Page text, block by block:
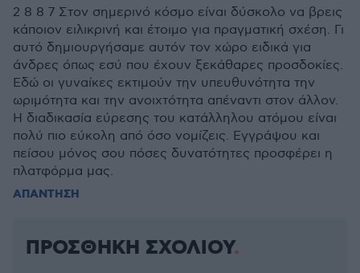
2 8 8 7 Στον σημερινό κόσμο είναι δύσκολο να βρεις
κάποιον ειλικρινή και έτοιμο για πραγματική σχέση. Γι
αυτό δημιουργήσαμε αυτόν τον χώρο ειδικά για
άνδρες όπως εσύ που έχουν ξεκάθαρες προσδοκίες.
Εδώ οι γυναίκες εκτιμούν την υπευθυνότητα την
ωριμότητα και την ανοιχτότητα απέναντι στον άλλον.
Η διαδικασία εύρεσης του κατάλληλου ατόμου είναι
πολύ πιο εύκολη από όσο νομίζεις. Εγγράψου και
πείσου μόνος σου πόσες δυνατότητες προσφέρει η
πλατφόρμα μας.
ΑΠΑΝΤΗΣΗ
ΠΡΟΣΘΗΚΗ ΣΧΟΛΙΟΥ